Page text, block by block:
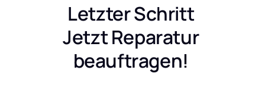
Letzter Schritt
Jetzt Reparatur
beauftragen!